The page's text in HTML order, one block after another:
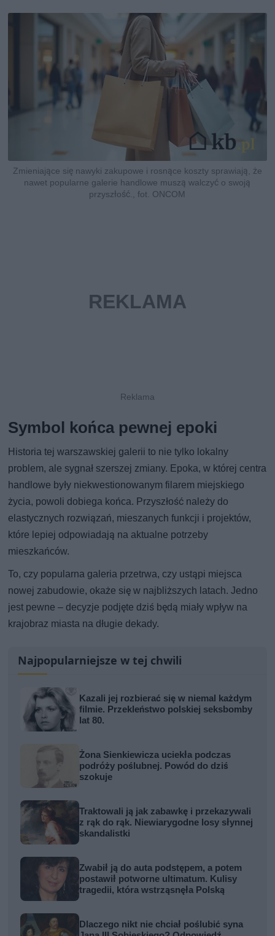
Zmieniające się nawyki zakupowe i rosnące koszty sprawiają, że
nawet popularne galerie handlowe muszą walczyć o swoją
przyszłość., fot. ONCOM
Symbol końca pewnej epoki
Historia tej warszawskiej galerii to nie tylko lokalny
problem, ale sygnał szerszej zmiany. Epoka, w której centra
handlowe były niekwestionowanym filarem miejskiego
życia, powoli dobiega końca. Przyszłość należy do
elastycznych rozwiązań, mieszanych funkcji i projektów,
które lepiej odpowiadają na aktualne potrzeby
mieszkańców.
To, czy popularna galeria przetrwa, czy ustąpi miejsca
nowej zabudowie, okaże się w najbliższych latach. Jedno
jest pewne – decyzje podjęte dziś będą miały wpływ na
krajobraz miasta na długie dekady.
Najpopularniejsze w tej chwili
Kazali jej rozbierać się w niemal każdym
filmie. Przekleństwo polskiej seksbomby
lat 80.
Żona Sienkiewicza uciekła podczas
podróży poślubnej. Powód do dziś
szokuje
Traktowali ją jak zabawkę i przekazywali
z rąk do rąk. Niewiarygodne losy słynnej
skandalistki
Zwabił ją do auta podstępem, a potem
postawił potworne ultimatum. Kulisy
tragedii, która wstrząsnęła Polską
Dlaczego nikt nie chciał poślubić syna